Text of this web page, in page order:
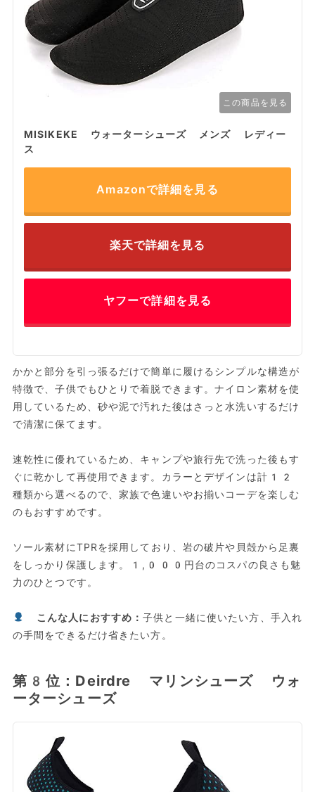
この商品を見る
MISIKEKE ウォーターシューズ メンズ レディー
ス
Amazonで詳細を見る
楽天で詳細を見る
ヤフーで詳細を見る
かかと部分を引っ張るだけで簡単に履けるシンプルな構造が
特徴で、子供でもひとりで着脱できます。ナイロン素材を使
用しているため、砂や泥で汚れた後はさっと水洗いするだけ
で清潔に保てます。
速乾性に優れているため、キャンプや旅行先で洗った後もす
ぐに乾かして再使用できます。カラーとデザインは計12
種類から選べるので、家族で色違いやお揃いコーデを楽しむ
のもおすすめです。
ソール素材にTPRを採用しており、岩の破片や貝殻から足裏
をしっかり保護します。1,000円台のコスパの良さも魅
力のひとつです。
こんな人におすすめ：子供と一緒に使いたい方、手入れ
の手間をできるだけ省きたい方。
第8位：Deirdre マリンシューズ ウォ
ーターシューズ